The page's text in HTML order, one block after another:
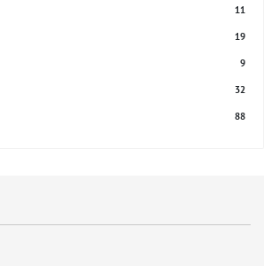
11
19
9
32
88